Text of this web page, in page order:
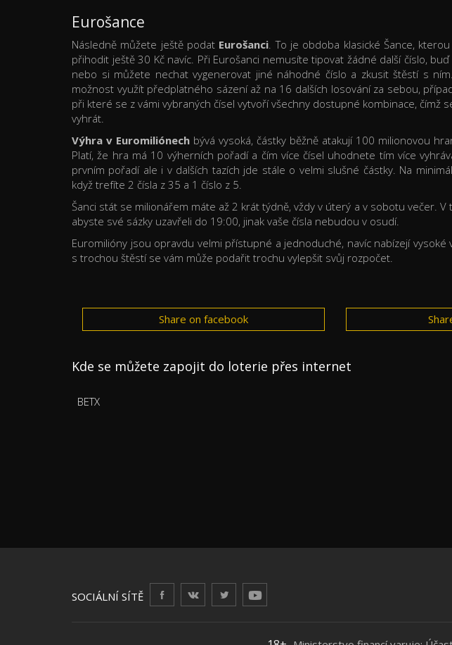
Eurošance
Následně můžete ještě podat Eurošanci. To je obdoba klasické Šance,
přihodit ještě 30 Kč navíc. Při Eurošanci nemusíte tipovat žádné další číslo,
nebo si můžete nechat vygenerovat jiné náhodné číslo a zkusit štěstí s
možnost využít předplatného sázení až na 16 dalších losování za sebou,
při které se z vámi vybraných čísel vytvoří všechny dostupné kombinace, čímž
vyhrát.
Výhra v Euromiliónech bývá vysoká, částky běžně atakují 100 milionovou
Platí, že hra má 10 výherních pořadí a čím více čísel uhodnete tím více
prvním pořadí ale i v dalších tazích jde stále o velmi slušné částky. Na
když trefíte 2 čísla z 35 a 1 číslo z 5.
Šanci stát se milionářem máte až 2 krát týdně, vždy v úterý a v sobotu večer.
abyste své sázky uzavřeli do 19:00, jinak vaše čísla nebudou v osudí.
Euromilióny jsou opravdu velmi přístupné a jednoduché, navíc nabízejí vysoké
s trochou štěstí se vám může podařit trochu vylepšit svůj rozpočet.
Share on facebook
Kde se můžete zapojit do loterie přes internet
BETX
SOCIÁLNÍ SÍTĚ